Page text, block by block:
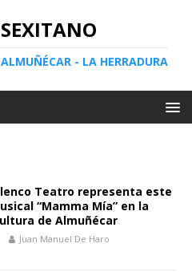
- LA HERRADURA
Teatro representa este
“Mamma Mía” en la
de Almuñécar
Juan Manuel De Haro